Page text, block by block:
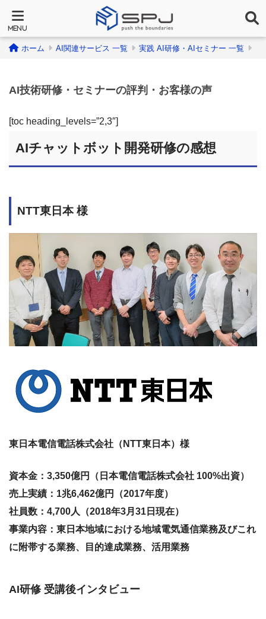
ホーム AI関連サービス 一覧 実践 AI研修・AIセミナー 一覧
AI技術研修・セミナーの評判・お客様の声
[toc heading_levels=”2,3″]
AIチャットボット開発研修の感想
NTT東日本 様
東日本電信電話株式会社（NTT東日本）様
資本金：3,350億円（日本電信電話株式会社 100%出資）
売上実績：1兆6,462億円（2017年度）
社員数：4,700人（2018年3月31日現在）
事業内容：東日本地域における地域電気通信業務及びこれ
に附帯する業務、目的達成業務、活用業務
AI研修 受講後インタビュー